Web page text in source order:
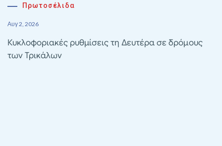
Πρωτοσέλιδα
Αυγ 2, 2026
Κυκλοφοριακές ρυθμίσεις τη Δευτέρα σε δρόμους
των Τρικάλων